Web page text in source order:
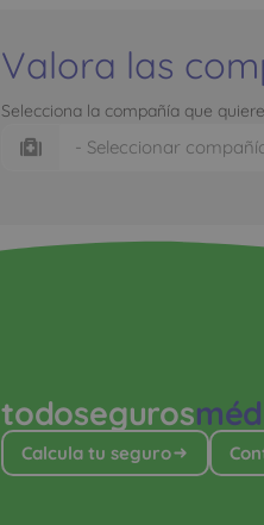
Valora las
Selecciona la compañía que
todoseguros
Calcula tu seguro